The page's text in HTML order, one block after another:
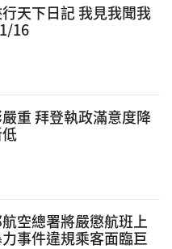
天下日記 我見我聞我
16
重 拜登執政滿意度降
空總署將嚴懲航班上
事件違規乘客面臨巨